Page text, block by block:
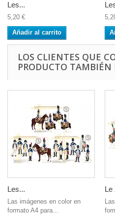
Les...
5,20 €
Añadir al carrito
LOS CLIENTES QUE
PRODUCTO TAMBIÉN
Les...
Las imágenes en color en
formato A4 para...
Le